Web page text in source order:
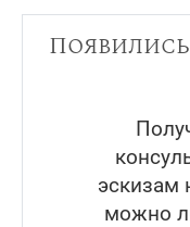
эскизам
можно